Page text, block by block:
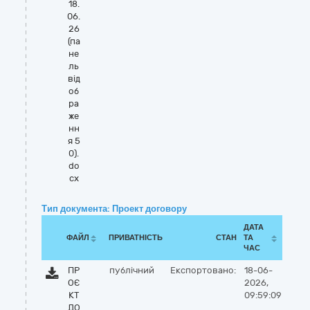
18.
06.
26
(па
не
ль
від
об
ра
же
нн
я 5
0).
do
cx
Тип документа: Проект договору
ФАЙЛ ПРИВАТНІСТЬ СТАН
ДАТА
ТА
ЧАС
ПР
ОЄ
КТ
ДО
публічний Експортовано:
18-06-
2026,
09:59:09